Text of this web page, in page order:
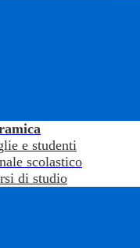
e studenti
scolastico
di studio